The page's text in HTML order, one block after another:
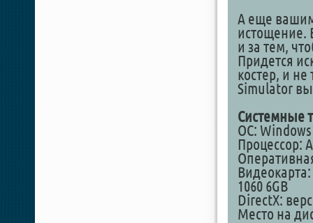
А еще
истощение.
и за тем,
Придется
костер, и
Simulator
Системные
ОС:
Процессор:
Видеокарта:
1060 6GB
DirectX:
Место на